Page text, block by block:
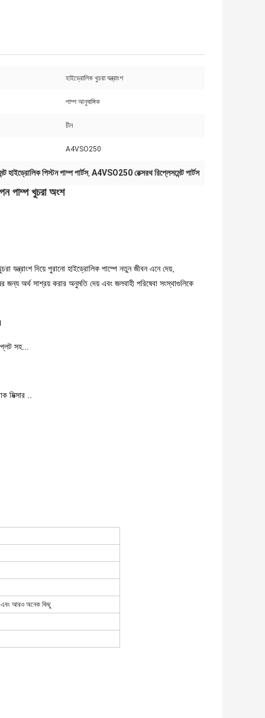
হাইড্রোলিক খুচরা যন্ত্রাংশ
পাম্প আনুষাঙ্গিক
চীন
A4VSO250
হাইড্রোলিক পিস্টন পাম্প পার্টস, A4VSO250 রেক্সরথ রিপ্লেসমেন্ট পার্টস
পাম্প খুচরা অংশ
যন্ত্রাংশ দিয়ে পুরানো হাইড্রোলিক পাম্পে নতুন জীবন এনে দেয়,
জন্য অর্থ সাশ্রয় করার অনুমতি দেয় এবং জলবাহী পরিষেবা সংস্থাগুলিকে
সহ...
মিক্সার ..
এবং আরও অনেক কিছু